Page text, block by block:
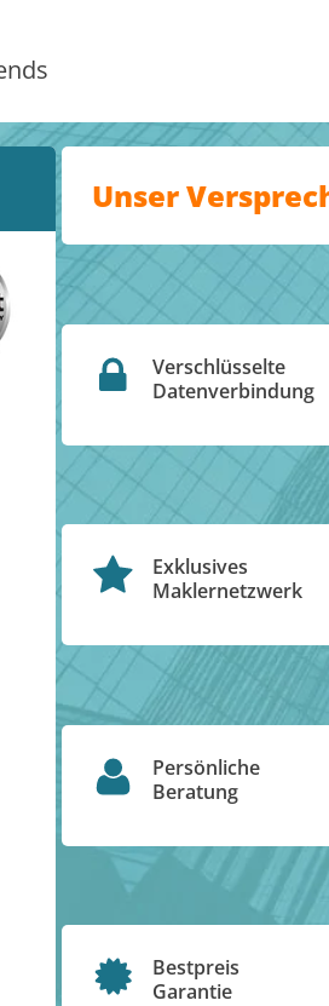
Unser
Verschlüsselte
Datenverbindung
Exklusives
Maklernetzwerk
Persönliche
Beratung
Bestpreis
Garantie